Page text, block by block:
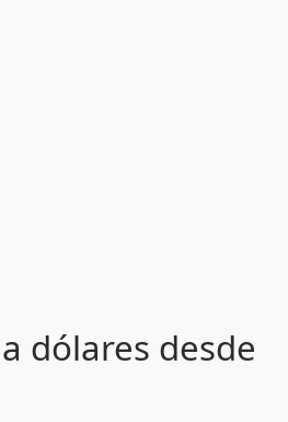
dólares desde